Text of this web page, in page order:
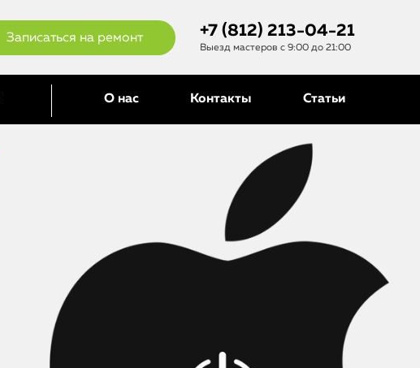
Записаться на ремонт +7 (812) 213-04-21
Выезд мастеров с 9:00 до 21:00
О нас Контакты Статьи